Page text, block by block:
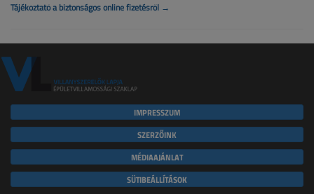
Tájékoztató a biztonságos online fizetésről →
IMPRESSZUM
SZERZŐINK
MÉDIAAJÁNLAT
SÜTIBEÁLLÍTÁSOK